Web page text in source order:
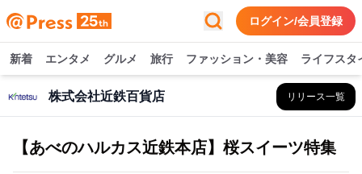
ログイン/会員登録
新着 エンタメ グルメ 旅行 ファッション・美容 ライフスタ
株式会社近鉄百貨店 リリース一覧
【あべのハルカス近鉄本店】桜スイーツ特集